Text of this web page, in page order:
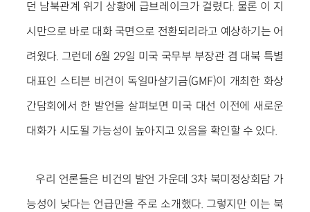
던 남북관계 위기 상황에 급브레이크가 걸렸다. 물론 이 지
시만으로 바로 대화 국면으로 전환되리라고 예상하기는 어
려웠다. 그런데 6월 29일 미국 국무부 부장관 겸 대북 특별
대표인 스티븐 비건이 독일마샬기금(GMF)이 개최한 화상
간담회에서 한 발언을 살펴보면 미국 대선 이전에 새로운
대화가 시도될 가능성이 높아지고 있음을 확인할 수 있다.
우리 언론들은 비건의 발언 가운데 3차 북미정상회담 가
능성이 낮다는 언급만을 주로 소개했다. 그렇지만 이는 북